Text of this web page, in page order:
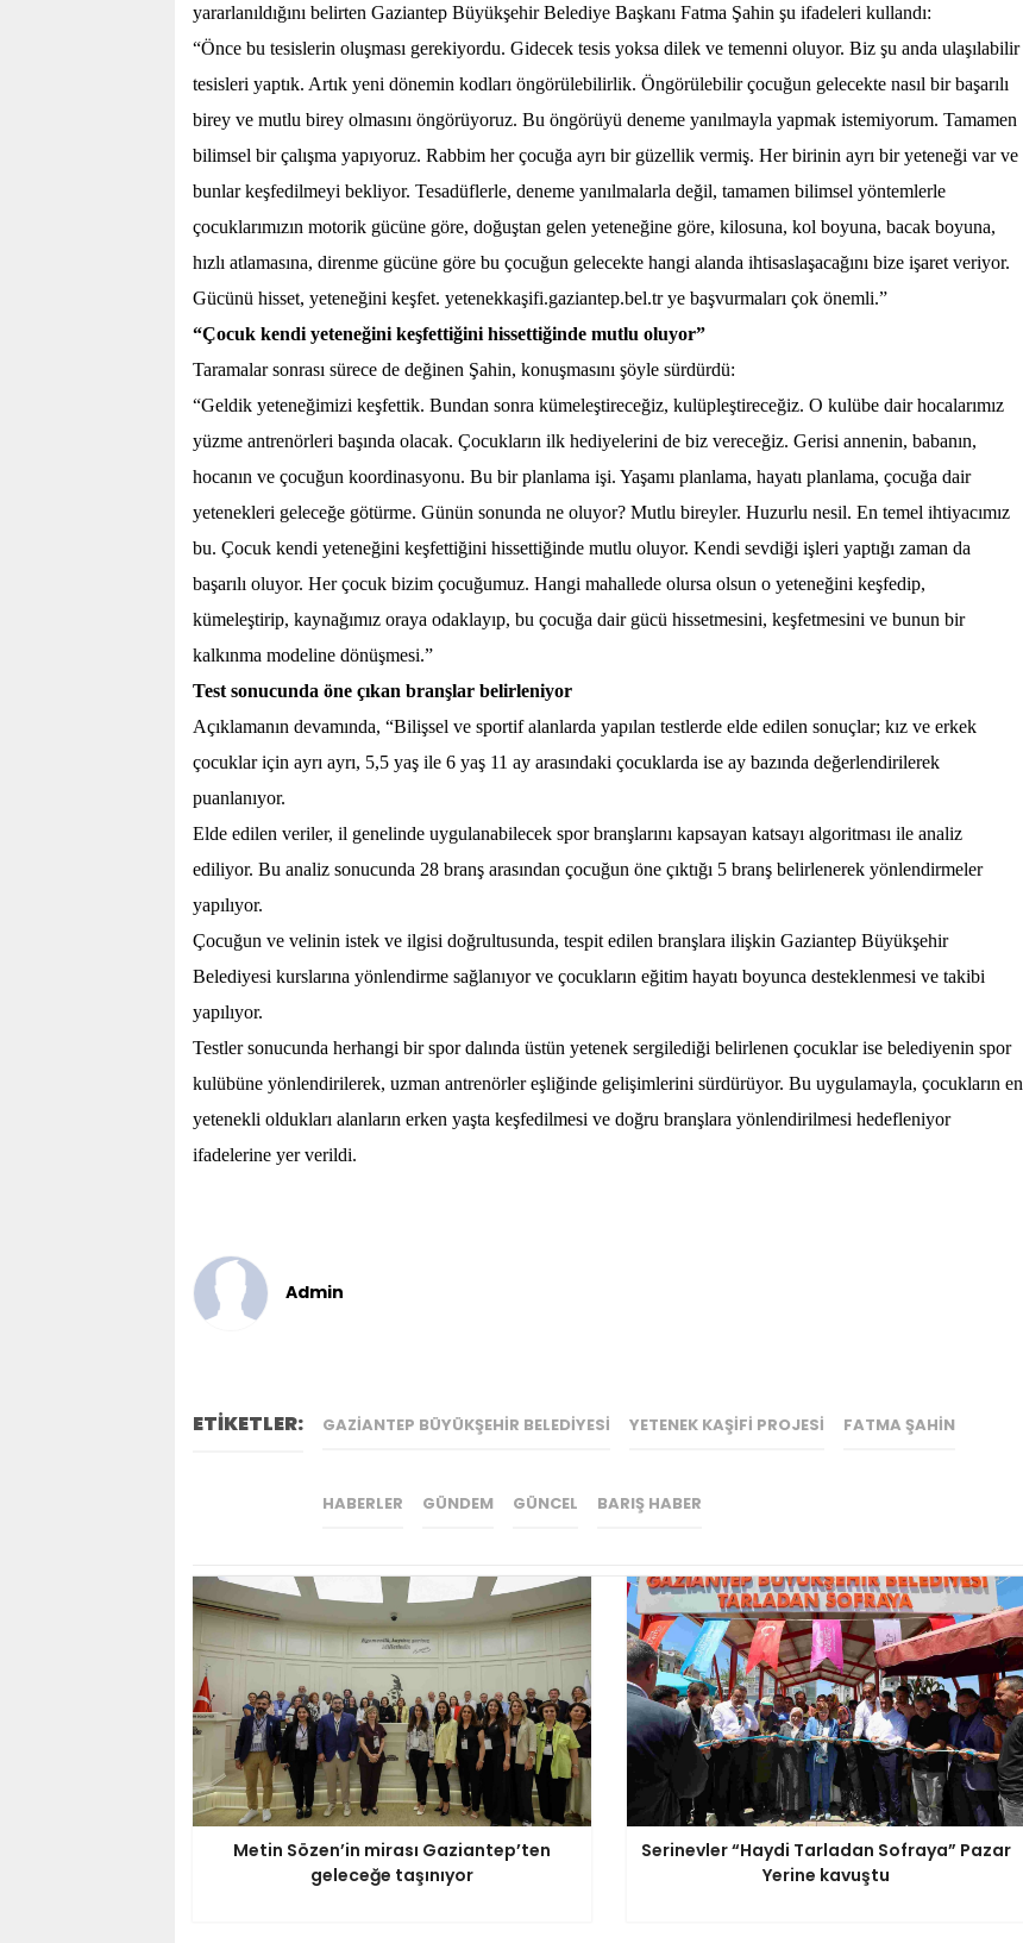
yararlanıldığını belirten Gaziantep Büyükşehir Belediye Başkanı Fatma Şahin şu ifadeleri kullandı:
“Önce bu tesislerin oluşması gerekiyordu. Gidecek tesis yoksa dilek ve temenni oluyor. Biz şu anda ulaşılabilir
tesisleri yaptık. Artık yeni dönemin kodları öngörülebilirlik. Öngörülebilir çocuğun gelecekte nasıl bir başarılı
birey ve mutlu birey olmasını öngörüyoruz. Bu öngörüyü deneme yanılmayla yapmak istemiyorum. Tamamen
bilimsel bir çalışma yapıyoruz. Rabbim her çocuğa ayrı bir güzellik vermiş. Her birinin ayrı bir yeteneği var ve
bunlar keşfedilmeyi bekliyor. Tesadüflerle, deneme yanılmalarla değil, tamamen bilimsel yöntemlerle
çocuklarımızın motorik gücüne göre, doğuştan gelen yeteneğine göre, kilosuna, kol boyuna, bacak boyuna,
hızlı atlamasına, direnme gücüne göre bu çocuğun gelecekte hangi alanda ihtisaslaşacağını bize işaret veriyor.
Gücünü hisset, yeteneğini keşfet. yetenekkaşifi.gaziantep.bel.tr ye başvurmaları çok önemli.”
“Çocuk kendi yeteneğini keşfettiğini hissettiğinde mutlu oluyor”
Taramalar sonrası sürece de değinen Şahin, konuşmasını şöyle sürdürdü:
“Geldik yeteneğimizi keşfettik. Bundan sonra kümeleştireceğiz, kulüpleştireceğiz. O kulübe dair hocalarımız
yüzme antrenörleri başında olacak. Çocukların ilk hediyelerini de biz vereceğiz. Gerisi annenin, babanın,
hocanın ve çocuğun koordinasyonu. Bu bir planlama işi. Yaşamı planlama, hayatı planlama, çocuğa dair
yetenekleri geleceğe götürme. Günün sonunda ne oluyor? Mutlu bireyler. Huzurlu nesil. En temel ihtiyacımız
bu. Çocuk kendi yeteneğini keşfettiğini hissettiğinde mutlu oluyor. Kendi sevdiği işleri yaptığı zaman da
başarılı oluyor. Her çocuk bizim çocuğumuz. Hangi mahallede olursa olsun o yeteneğini keşfedip,
kümeleştirip, kaynağımız oraya odaklayıp, bu çocuğa dair gücü hissetmesini, keşfetmesini ve bunun bir
kalkınma modeline dönüşmesi.”
Test sonucunda öne çıkan branşlar belirleniyor
Açıklamanın devamında, “Bilişsel ve sportif alanlarda yapılan testlerde elde edilen sonuçlar; kız ve erkek
çocuklar için ayrı ayrı, 5,5 yaş ile 6 yaş 11 ay arasındaki çocuklarda ise ay bazında değerlendirilerek
puanlanıyor.
Elde edilen veriler, il genelinde uygulanabilecek spor branşlarını kapsayan katsayı algoritması ile analiz
ediliyor. Bu analiz sonucunda 28 branş arasından çocuğun öne çıktığı 5 branş belirlenerek yönlendirmeler
yapılıyor.
Çocuğun ve velinin istek ve ilgisi doğrultusunda, tespit edilen branşlara ilişkin Gaziantep Büyükşehir
Belediyesi kurslarına yönlendirme sağlanıyor ve çocukların eğitim hayatı boyunca desteklenmesi ve takibi
yapılıyor.
Testler sonucunda herhangi bir spor dalında üstün yetenek sergilediği belirlenen çocuklar ise belediyenin spor
kulübüne yönlendirilerek, uzman antrenörler eşliğinde gelişimlerini sürdürüyor. Bu uygulamayla, çocukların en
yetenekli oldukları alanların erken yaşta keşfedilmesi ve doğru branşlara yönlendirilmesi hedefleniyor
ifadelerine yer verildi.
Admin
ETİKETLER: GAZIANTEP BÜYÜKŞEHIR BELEDIYESI YETENEK KAŞIFI PROJESI FATMA ŞAHIN
HABERLER GÜNDEM GÜNCEL BARIŞ HABER
Metin Sözen’in mirası Gaziantep’ten
geleceğe taşınıyor
Serinevler “Haydi Tarladan Sofraya” Pazar
Yerine kavuştu